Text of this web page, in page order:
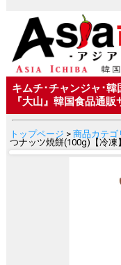
キムチ･チャンジャ･韓
『大山』韓国食品通販
トップページ > 商品カテゴ
つナッツ焼餅(100g)【冷凍】